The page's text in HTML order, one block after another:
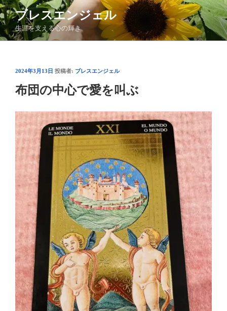
コ
ン
テ
ン
ブレスエンジェル
生涯を支える心の輝き
投
日:
2024年3月13日 投稿者: ブレスエンジェル
布団の中心で愛を叫ぶ